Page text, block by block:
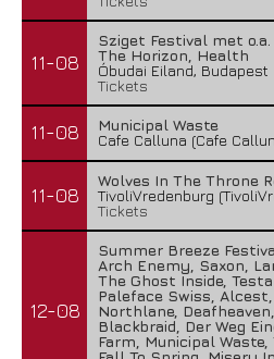
11-08
Sziget Festival met
The Horizon, Health
Óbudai Eiland, Budapest
Tickets
11-08
Municipal Waste
Cafe Calluna (Cafe
11-08
Wolves In The Throne
TivoliVredenburg
Tickets
12-08
Summer Breeze
Arch Enemy, Saxon,
The Ghost Inside,
Paleface Swiss,
Northlane,
Blackbraid, Der Weg
Farm, Municipal